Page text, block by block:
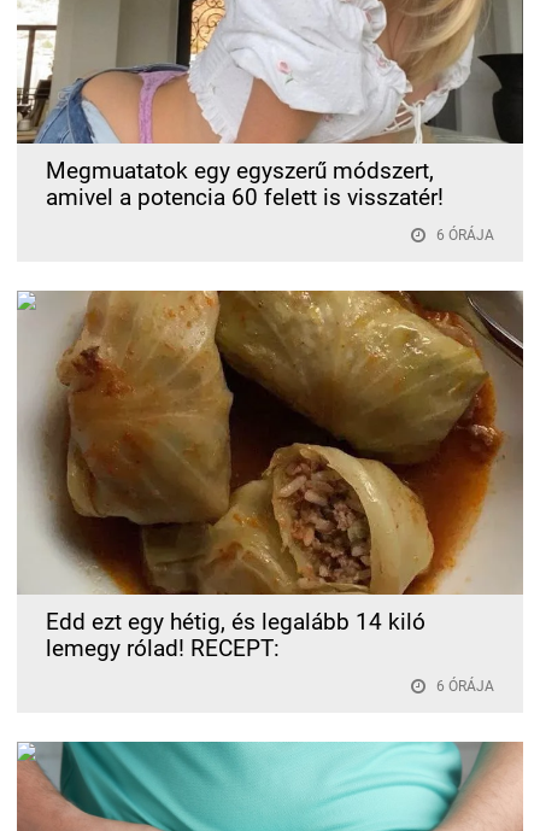
Megmuatatok egy egyszerű módszert,
amivel a potencia 60 felett is visszatér!
6 ÓRÁJA
Edd ezt egy hétig, és legalább 14 kiló
lemegy rólad! RECEPT:
6 ÓRÁJA